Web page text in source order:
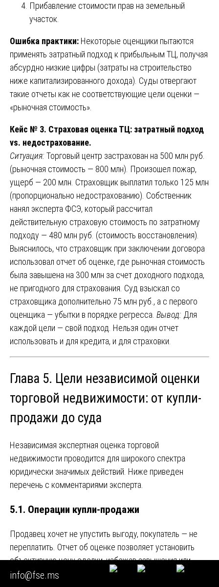
Прибавление стоимости прав на земельный
участок.
Ошибка практики: Некоторые оценщики пытаются
применять затратный подход к прибыльным ТЦ, получая
абсурдно низкие цифры (затраты на строительство
ниже капитализированного дохода). Суды отвергают
такие отчеты как не соответствующие цели оценки —
«рыночная стоимость».
Кейс № 3. Страховая оценка ТЦ: затратный подход
vs. недострахование.
Ситуация: Торговый центр застрахован на 500 млн руб.
(рыночная стоимость — 800 млн). Произошел пожар,
ущерб — 200 млн. Страховщик выплатил только 125 млн
(пропорционально недострахованию). Собственник
нанял эксперта ФСЭ, который рассчитал
действительную страховую стоимость по затратному
подходу — 480 млн руб. (стоимость восстановления).
Выяснилось, что страховщик при заключении договора
использовал отчет об оценке, где рыночная стоимость
была завышена на 300 млн за счет доходного подхода,
не пригодного для страхования. Суд взыскал со
страховщика дополнительно 75 млн руб., а с первого
оценщика — убытки в порядке регресса. Вывод: Для
каждой цели — свой подход. Нельзя один отчет
использовать и для кредита, и для страховки.
Глава 5. Цели независимой оценки
торговой недвижимости: от купли-
продажи до суда
Независимая экспертная оценка торговой
недвижимости проводится для широкого спектра
юридически значимых действий. Ниже приведен
перечень с комментариями эксперта.
5.1. Операции купли-продажи
Продавец хочет не упустить выгоду, покупатель — не
переплатить. Отчет об оценке позволяет установить
объективную цену сделки, избежав завышения или
занижения (особенно важно для сделок между
info@fse.ms